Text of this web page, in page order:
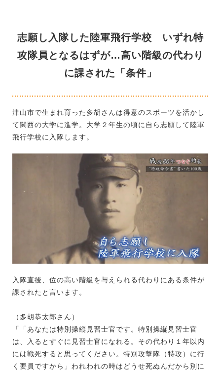
志願し入隊した陸軍飛行学校 いずれ特
攻隊員となるはずが…高い階級の代わり
に課された「条件」
津山市で生まれ育った多胡さんは得意のスポーツを活かし
て関西の大学に進学。大学２年生の頃に自ら志願して陸軍
飛行学校に入隊します。
入隊直後、位の高い階級を与えられる代わりにある条件が
課されたと言います。
（多胡恭太郎さん）
「「あなたは特別操縦見習士官です。特別操縦見習士官
は、入るとすぐに見習士官になれる。その代わり１年以内
には戦死すると思ってください。特別攻撃隊（特攻）に行
く要員ですから」われわれの時はどうせ死ぬんだから別に